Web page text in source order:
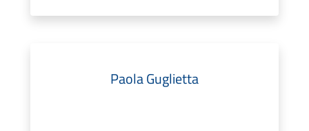
Paola Guglietta